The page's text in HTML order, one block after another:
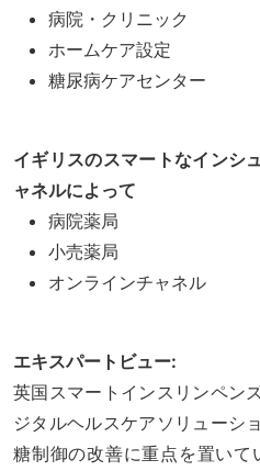
病院・クリニック
ホームケア設定
糖尿病ケアセンター
イギリスのスマートなインシ
ャネルによって
病院薬局
小売薬局
オンラインチャネル
エキスパートビュー:
英国スマートインスリンペン
ジタルヘルスケアソリューシ
糖制御の改善に重点を置いて